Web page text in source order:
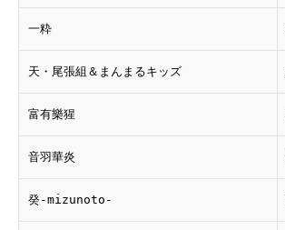
一粋
天・尾張組＆まんまるキッズ
富有樂猩
音羽華炎
癸-mizunoto-